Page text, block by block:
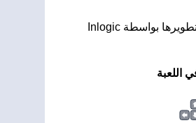
هذه اللعبة تم تطويرها بواسطة Inlogic
اللعبة